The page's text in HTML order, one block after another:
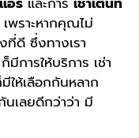
พราะหากคุณไม่
ที่ดี ซึ่งทางเรา
ารให้บริการ เช่า
ห้เลือกกันหลาก
นเลยดีกว่าว่า มี